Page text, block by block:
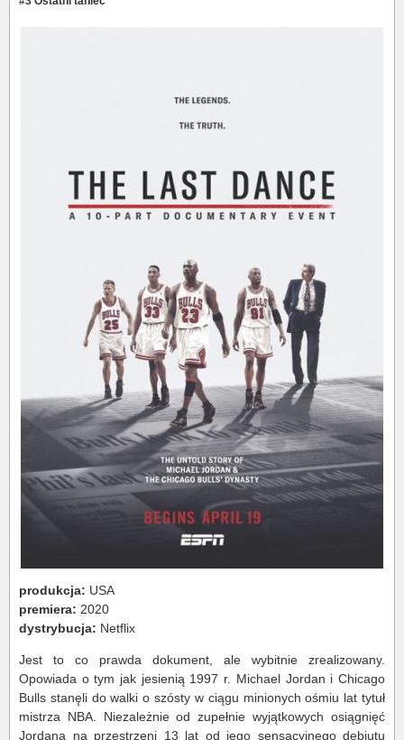
produkcja: USA
premiera: 2020
dystrybucja: Netflix
Jest to co prawda dokument, ale wybitnie zrealizowany.
Opowiada o tym jak jesienią 1997 r. Michael Jordan i Chicago
Bulls stanęli do walki o szósty w ciągu minionych ośmiu lat tytuł
mistrza NBA. Niezależnie od zupełnie wyjątkowych osiągnięć
Jordana na przestrzeni 13 lat od jego sensacyjnego debiutu